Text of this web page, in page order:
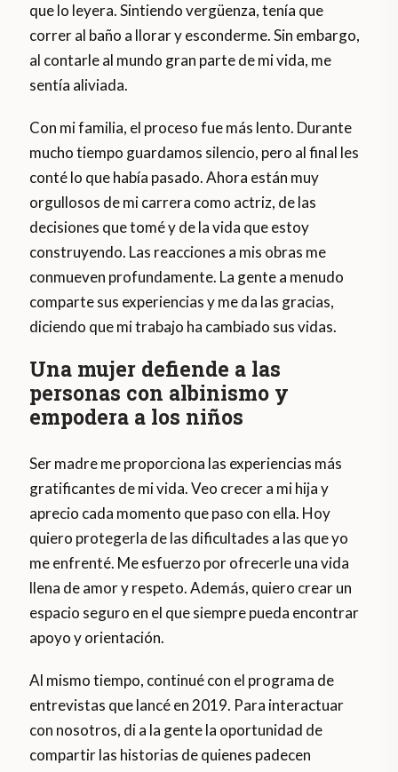
que lo leyera. Sintiendo vergüenza, tenía que
correr al baño a llorar y esconderme. Sin embargo,
al contarle al mundo gran parte de mi vida, me
sentía aliviada.
Con mi familia, el proceso fue más lento. Durante
mucho tiempo guardamos silencio, pero al final les
conté lo que había pasado. Ahora están muy
orgullosos de mi carrera como actriz, de las
decisiones que tomé y de la vida que estoy
construyendo. Las reacciones a mis obras me
conmueven profundamente. La gente a menudo
comparte sus experiencias y me da las gracias,
diciendo que mi trabajo ha cambiado sus vidas.
Una mujer defiende a las
personas con albinismo y
empodera a los niños
Ser madre me proporciona las experiencias más
gratificantes de mi vida. Veo crecer a mi hija y
aprecio cada momento que paso con ella. Hoy
quiero protegerla de las dificultades a las que yo
me enfrenté. Me esfuerzo por ofrecerle una vida
llena de amor y respeto. Además, quiero crear un
espacio seguro en el que siempre pueda encontrar
apoyo y orientación.
Al mismo tiempo, continué con el programa de
entrevistas que lancé en 2019. Para interactuar
con nosotros, di a la gente la oportunidad de
compartir las historias de quienes padecen